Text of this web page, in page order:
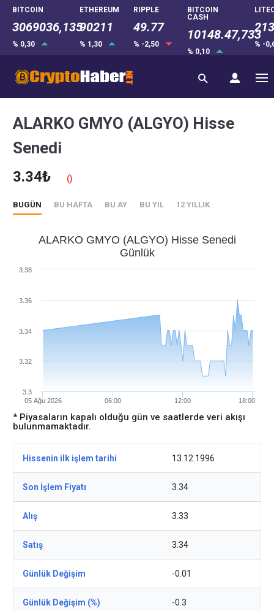
BITCOIN
3069036,135
% 0,30
ETHEREUM
90211
% 1,30
RIPPLE
49.77
% -2,50
BITCOIN
CASH
10148.47,733
% 0,10
% -
ALARKO GMYO (ALGYO) Hisse
Senedi
3.34₺ ()
BUGÜN BU HAFTA BU AY BU YIL 12 YILLIK
ALARKO GMYO (ALGYO) Hisse Senedi
Günlük
05 Ağu 2026 12:00
06:00 18:00
3.3
3.32
3.34
3.36
3.38
* Piyasaların kapalı olduğu gün ve saatlerde veri akışı
bulunmamaktadır.
Hissenin ilk işlem tarihi 13.12.1996
Son İşlem Fiyatı 3.34
Alış 3.33
Satış 3.34
Günlük Değişim -0.01
Günlük Değişim (%) -0.3